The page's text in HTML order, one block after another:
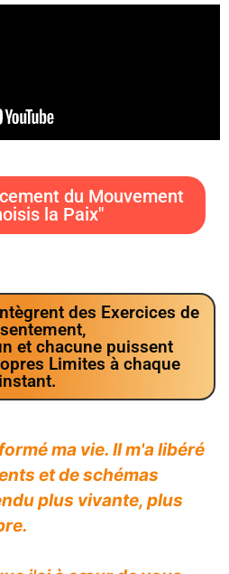
du Mouvement
la Paix"
des Exercices de
et chacune puissent
Limites à chaque
instant.
ma vie. Il m'a libéré
et de schémas
plus vivante, plus